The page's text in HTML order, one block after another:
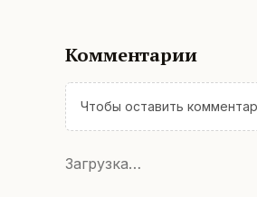
Комментарии
Чтобы оставить
Загрузка…